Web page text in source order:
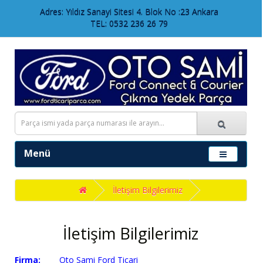
Adres: Yıldız Sanayi Sitesi 4. Blok No :23 Ankara
TEL: 0532 236 26 79
Menü
İletişim Bilgilerimiz
İletişim Bilgilerimiz
Firma: Oto Sami Ford Ticari